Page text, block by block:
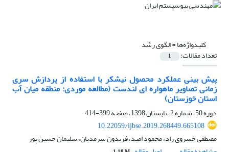
کلیدواژه‌ها =الگوی رشد
تعداد مقالات: 1
پیش بینی عملکرد محصول نیشکر با استفاده از پردازش سری
زمانی تصاویر ماهواره ای لندست (مطالعه موردی: منطقه میان آب
استان خوزستان)
دوره 50، شماره 2، تابستان 1398، صفحه
399-414
10.22059/ijbse.2019.268449.665108
مصطفی خسروی راد، محمود امید، فریدون سرمدیان، سلیمان حسین پور